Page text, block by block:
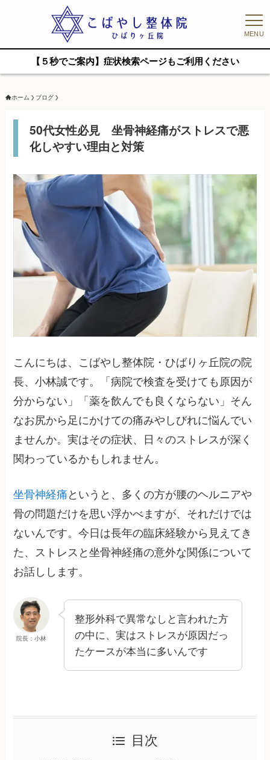
MENU
【５秒でご案内】症状検索ページもご利用ください
ホーム ブログ
50代女性必見 坐骨神経痛がストレスで悪
化しやすい理由と対策
こんにちは、こばやし整体院・ひばりヶ丘院の院
長、小林誠です。「病院で検査を受けても原因が
分からない」「薬を飲んでも良くならない」そん
なお尻から足にかけての痛みやしびれに悩んでい
ませんか。実はその症状、日々のストレスが深く
関わっているかもしれません。
坐骨神経痛 というと、多くの方が腰のヘルニアや
骨の問題だけを思い浮かべますが、それだけでは
ないんです。今日は長年の臨床経験から見えてき
た、ストレスと坐骨神経痛の意外な関係について
お話しします。
院長：小林
整形外科で異常なしと言われた方
の中に、実はストレスが原因だっ
たケースが本当に多いんです
目次